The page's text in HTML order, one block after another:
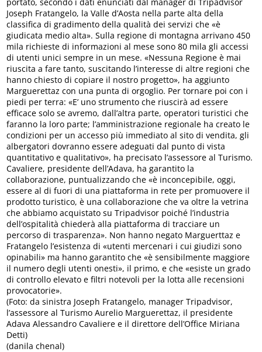
Joseph Fratangelo, la Valle d’Aosta nella parte alta della
classifica di gradimento della qualità dei servizi che «è
giudicata medio alta». Sulla regione di montagna arrivano 450
mila richieste di informazioni al mese sono 80 mila gli accessi
di utenti unici sempre in un mese. «Nessuna Regione è mai
riuscita a fare tanto, suscitando l’interesse di altre regioni che
hanno chiesto di copiare il nostro progetto», ha aggiunto
Marguerettaz con una punta di orgoglio. Per tornare poi con i
piedi per terra: «E’ uno strumento che riuscirà ad essere
efficace solo se avremo, dall’altra parte, operatori turistici che
faranno la loro parte; l’amministrazione regionale ha creato le
condizioni per un accesso più immediato al sito di vendita, gli
albergatori dovranno essere adeguati dal punto di vista
quantitativo e qualitativo», ha precisato l’assessore al Turismo.
Cavaliere, presidente dell’Adava, ha garantito la
collaborazione, puntualizzando che «è inconcepibile, oggi,
essere al di fuori di una piattaforma in rete per promuovere il
prodotto turistico, è una collaborazione che va oltre la vetrina
che abbiamo acquistato su Tripadvisor poiché l’industria
dell’ospitalità chiederà alla piattaforma di tracciare un
percorso di trasparenza». Non hanno negato Marguerttaz e
Fratangelo l’esistenza di «utenti mercenari i cui giudizi sono
opinabili» ma hanno garantito che «è sensibilmente maggiore
il numero degli utenti onesti», il primo, e che «esiste un grado
di controllo elevato e filtri notevoli per la lotta alle recensioni
provocatorie».
(Foto: da sinistra Joseph Fratangelo, manager Tripadvisor,
l’assessore al Turismo Aurelio Marguerettaz, il presidente
Adava Alessandro Cavaliere e il direttore dell’Office Miriana
Detti)
(danila chenal)